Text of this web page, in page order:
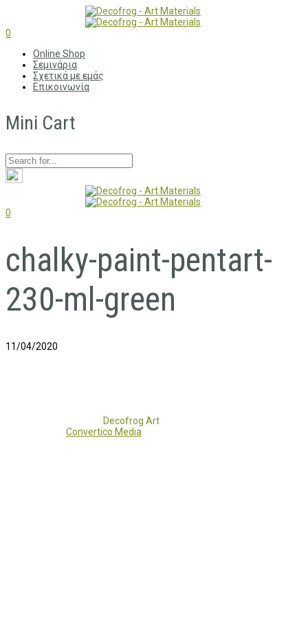
0
Online Shop
Σεμινάρια
Σχετικά με εμάς
Επικοινωνία
Mini Cart
0
chalky-paint-pentart-
230-ml-green
11/04/2020
Decofrog Art
Convertico Media